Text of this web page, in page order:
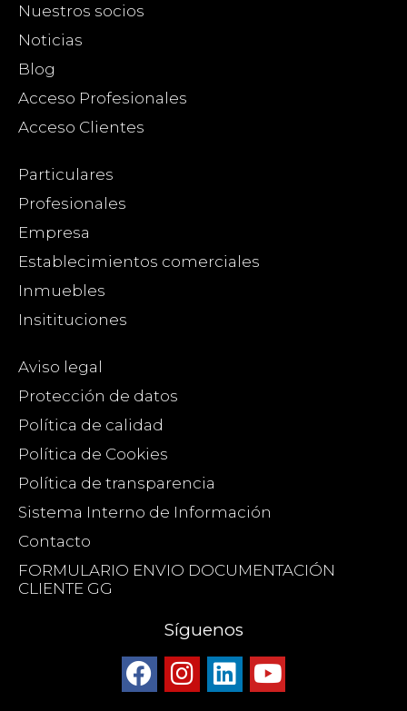
Nuestros socios
Noticias
Blog
Acceso Profesionales
Acceso Clientes
Particulares
Profesionales
Empresa
Establecimientos comerciales
Inmuebles
Insitituciones
Aviso legal
Protección de datos
Política de calidad
Política de Cookies
Política de transparencia
Sistema Interno de Información
Contacto
FORMULARIO ENVIO DOCUMENTACIÓN
CLIENTE GG
Síguenos